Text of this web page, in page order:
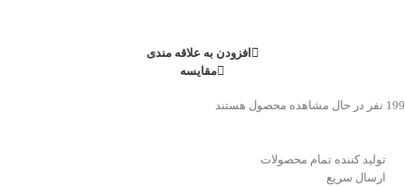
افزودن به علاقه مندی
مقایسه
199 نفر در حال مشاهده محصول هستند
تولید کننده تمام محصولات
ارسال سریع